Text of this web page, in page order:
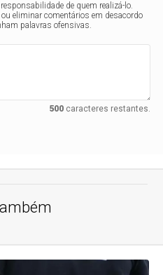
de quem realizá-lo.
eliminar comentários em desacordo
palavras ofensivas.
500caracteres restantes.